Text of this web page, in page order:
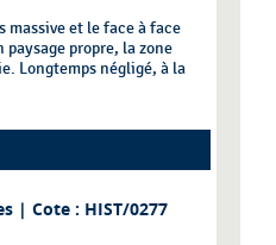
et le face à face
propre, la zone
Longtemps négligé, à la
| Cote : HIST/0277